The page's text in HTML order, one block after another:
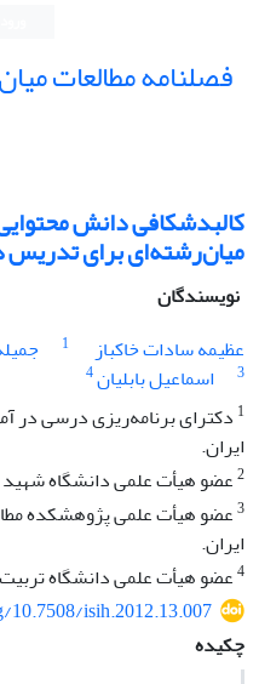
فصلنامه مطالعات
کالبدشکافی دانش
میان‌رشته‌‌ای برای
نویسندگان
عظیمه سادات خاکباز
1
3 اسماعیل بابلیان4
1 دکترای برنامه‌ریزی درسی در
ایران.
2عضو هیأت علمی دانشگاه شهید
3عضو هیأت علمی پژوهشکده
ایران.
4عضو هیأت علمی دانشگاه تربیت
isih.2012.13.007
چکیده